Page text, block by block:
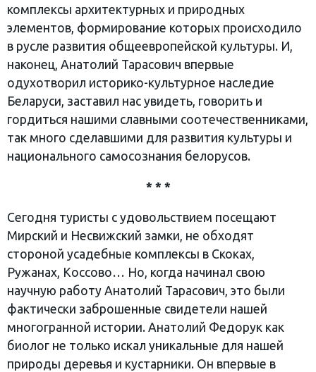
комплексы архитектурных и природных
элементов, формирование которых происходило
в русле развития общеевропейской культуры. И,
наконец, Анатолий Тарасович впервые
одухотворил историко-культурное наследие
Беларуси, заставил нас увидеть, говорить и
гордиться нашими славными соотечественниками,
так много сделавшими для развития культуры и
национального самосознания белорусов.
* * *
Сегодня туристы с удовольствием посещают
Мирский и Несвижский замки, не обходят
стороной усадебные комплексы в Скоках,
Ружанах, Коссово… Но, когда начинал свою
научную работу Анатолий Тарасович, это были
фактически заброшенные свидетели нашей
многогранной истории. Анатолий Федорук как
биолог не только искал уникальные для нашей
природы деревья и кустарники. Он впервые в